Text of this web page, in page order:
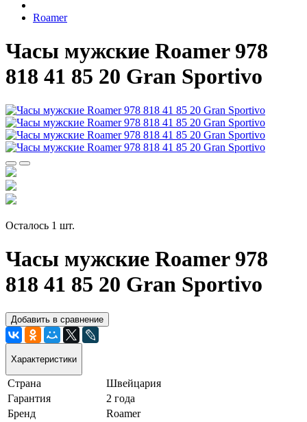
Roamer
Часы мужские Roamer 978
818 41 85 20 Gran Sportivo
Осталось 1 шт.
Часы мужские Roamer 978
818 41 85 20 Gran Sportivo
Добавить в сравнение
Характеристики
Страна
Швейцария
Гарантия
2 года
Бренд
Roamer